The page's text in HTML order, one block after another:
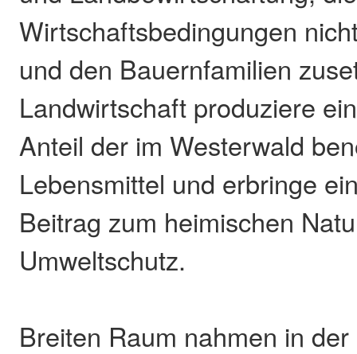
Wirtschaftsbedingungen
und den Bauernfamilien
Landwirtschaft produziere
Anteil der im Westerwald
Lebensmittel und erbringe
Beitrag zum heimischen
Umweltschutz.
Breiten Raum nahmen in